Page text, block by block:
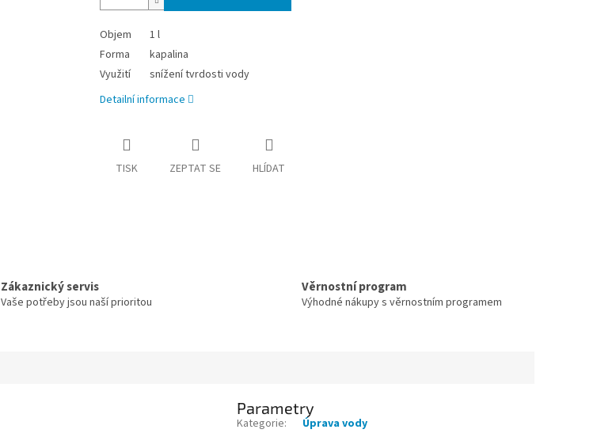
Objem
1 l
Forma
kapalina
Využití
snížení tvrdosti vody
Detailní informace
TISK ZEPTAT SE HLÍDAT
Zákaznický servis
Vaše potřeby jsou naší prioritou
Věrnostní program
Výhodné nákupy s věrnostním programem
Parametry
Kategorie:
Úprava vody